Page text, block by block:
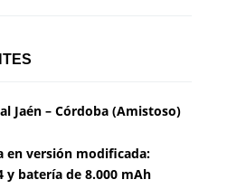
Jaén – Córdoba (Amistoso)
en versión modificada:
y batería de 8.000 mAh